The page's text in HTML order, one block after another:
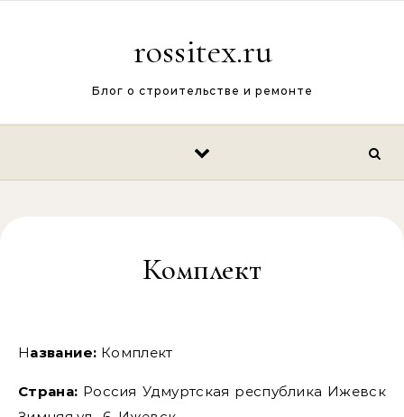
rossitex.ru
Блог о строительстве и ремонте
Комплект
Название: Комплект
Страна: Россия Удмуртская республика Ижевск